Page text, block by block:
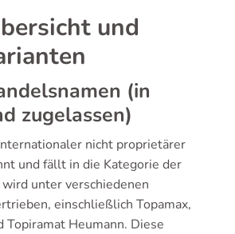
und
(in
zugelassen)
nicht proprietärer
und fällt in die Kategorie der
unter verschiedenen
einschließlich Topamax,
Topiramat Heumann. Diese